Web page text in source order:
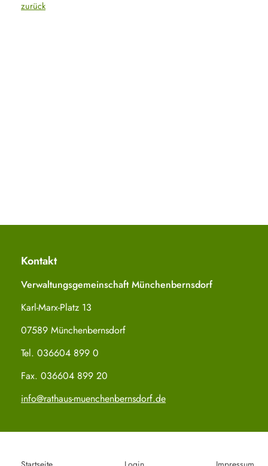
zurück
Kontakt
Verwaltungsgemeinschaft Münchenbernsdorf
Karl-Marx-Platz 13
07589 Münchenbernsdorf
Tel. 036604 899 0
Fax. 036604 899 20
info@rathaus-muenchenbernsdorf.de